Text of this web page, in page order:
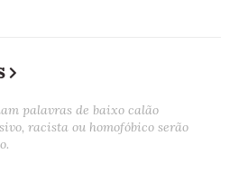
palavras de baixo calão
racista ou homofóbico serão